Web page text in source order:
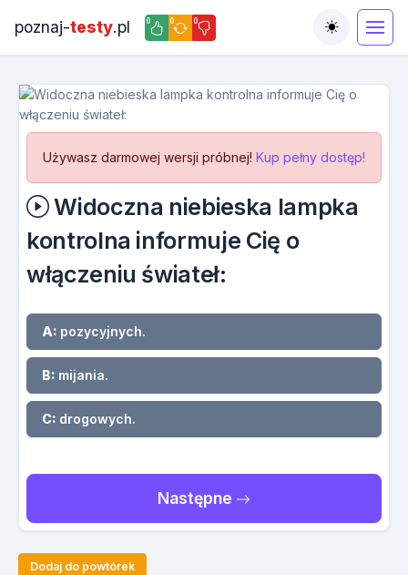
poznaj-testy.pl 0 0 0
Toggle
Używasz darmowej wersji próbnej! Kup pełny dostęp!
Widoczna niebieska lampka
kontrolna informuje Cię o
włączeniu świateł:
A: pozycyjnych.
B: mijania.
C: drogowych.
Następne
Dodaj do powtórek